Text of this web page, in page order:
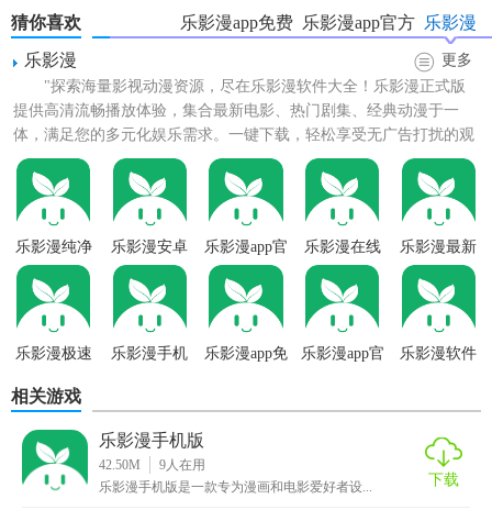
乐影漫纯净版技巧
1. 智能搜索：利用软件内置的搜索引擎，可以快速找到想要
2. 多源切换：在影视播放页面，支持多源切换，以确保播放
流畅度和画质质量。
3. 个性化设置：用户可以根据自己的喜好设置播放界面和播
放模式，打造个性化的娱乐体验。
乐影漫纯净版内容
1. 音乐：汇集了全网的音乐资源，支持在线播放和下载音
2. 影视：包含电影、电视剧、综艺、动漫等多种类型的影视
资源，提供高清快速的播放源，满足用户的观影需求。此
净版
猜你喜欢 乐影漫
乐影漫app官方
乐影漫app免费
乐影漫
更多
"探索海量影视动漫资源，尽在乐影漫软件大全！乐影漫正式版
提供高清流畅播放体验，集合最新电影、热门剧集、经典动漫于一
体，满足您的多元化娱乐需求。一键下载，轻松享受无广告打扰的观
影时光。我们承诺安全无毒，...
乐影漫纯净
版
乐影漫安卓
版
乐影漫app官
方正版
乐影漫在线
看
乐影漫最新
版
乐影漫极速
乐影漫手机
乐影漫app免
乐影漫app官
乐影漫软件
相关游戏
乐影漫手机版
42.50M 9人在用
乐影漫手机版是一款专为漫画和电影爱好者设...
下载